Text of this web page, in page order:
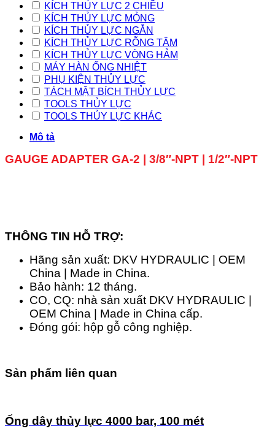
KÍCH THỦY LỰC 2 CHIỀU
KÍCH THỦY LỰC MỎNG
KÍCH THỦY LỰC NGẮN
KÍCH THỦY LỰC RỖNG TÂM
KÍCH THỦY LỰC VÒNG HẢM
MÁY HÀN ỐNG NHIỆT
PHỤ KIỆN THỦY LỰC
TÁCH MẶT BÍCH THỦY LỰC
TOOLS THỦY LỰC
TOOLS THỦY LỰC KHÁC
Mô tả
GAUGE ADAPTER GA-2 | 3/8″-NPT | 1/2″-NPT
THÔNG TIN HỖ TRỢ:
Hãng sản xuất: DKV HYDRAULIC | OEM
China | Made in China.
Bảo hành: 12 tháng.
CO, CQ: nhà sản xuất DKV HYDRAULIC |
OEM China | Made in China cấp.
Đóng gói: hộp gỗ công nghiệp.
Sản phẩm liên quan
Ống dây thủy lực 4000 bar, 100 mét